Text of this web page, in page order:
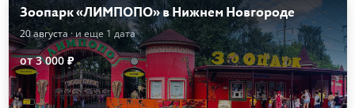
Зоопарк «ЛИМПОПО» в Нижнем Новгороде
20 августа· и еще 1 дата
от 3 000 ₽